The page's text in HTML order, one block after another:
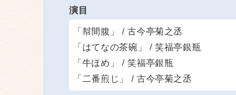
演目
「幇間腹」 / 古今亭菊之丞
「はてなの茶碗」 / 笑福亭銀瓶
「牛ほめ」 / 笑福亭銀瓶
「二番煎じ」 / 古今亭菊之丞